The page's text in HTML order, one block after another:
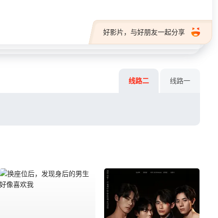
好影片，与好朋友一起分享
线路二 线路一